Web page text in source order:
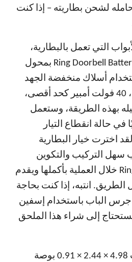
لشحن بطاريته – إذا كنت
التي تعمل بالبطارية،
يمكنك اختيار توصيل Ring Doorbell Battery بمحول
أسلاك منخفضة الجهد
(8-24 فولت تيار متردد، 40 فولت أمبير كحد أقصى،
بهذه الطريقة، وستعمل
في حالة انقطاع التيار
اخترت خيار البطارية
التركيب والتكوين
للغاية. يقودك تطبيق Ring خلال العملية بأكملها ويقدم
انتبه، إذا كنت بحاجة
جرس الباب باستخدام إسفين
إلى شراء هذا الملحق
يبلغ قياس جرس الباب 4.98 × 2.44 × 0.91 بوصة